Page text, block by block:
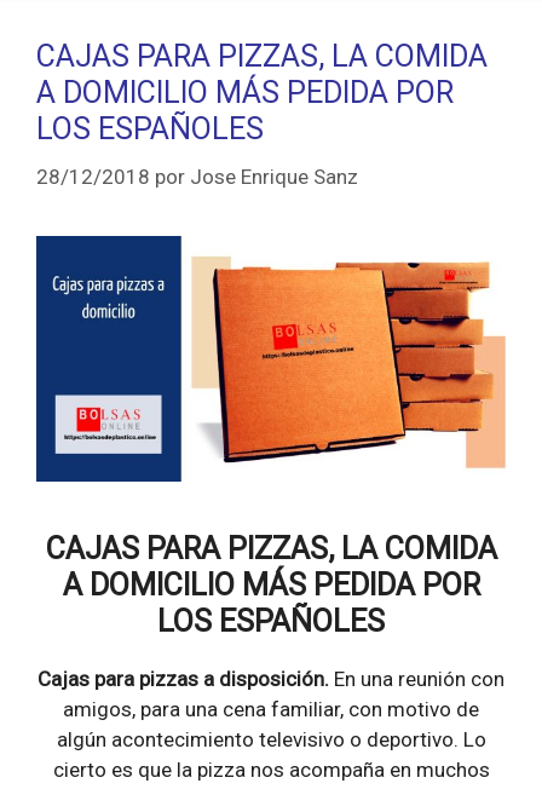
CAJAS PARA PIZZAS, LA COMIDA
A DOMICILIO MÁS PEDIDA POR
LOS ESPAÑOLES
28/12/2018 por Jose Enrique Sanz
CAJAS PARA PIZZAS, LA COMIDA
A DOMICILIO MÁS PEDIDA POR
LOS ESPAÑOLES
Cajas para pizzas a disposición. En una reunión con
amigos, para una cena familiar, con motivo de
algún acontecimiento televisivo o deportivo. Lo
cierto es que la pizza nos acompaña en muchos